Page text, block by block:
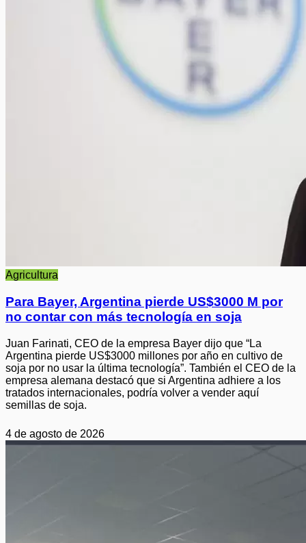
Agricultura
Para Bayer, Argentina pierde US$3000 M por
no contar con más tecnología en soja
Juan Farinati, CEO de la empresa Bayer dijo que “La
Argentina pierde US$3000 millones por año en cultivo de
soja por no usar la última tecnología”. También el CEO de la
empresa alemana destacó que si Argentina adhiere a los
tratados internacionales, podría volver a vender aquí
semillas de soja.
4 de agosto de 2026